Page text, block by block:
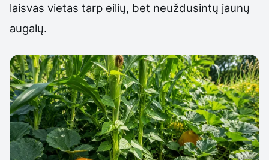
laisvas vietas tarp eilių, bet neuždusintų jaunų
augalų.